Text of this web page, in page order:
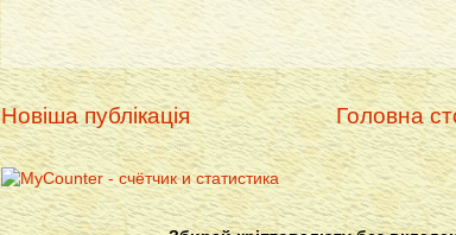
Новіша публікація Головна